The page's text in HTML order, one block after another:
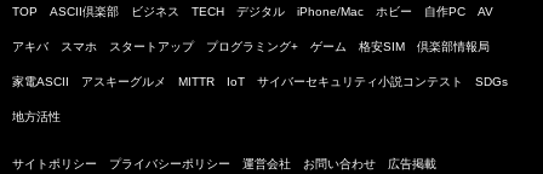
TOP ASCII倶楽部 ビジネス TECH デジタル iPhone/Mac ホビー 自作PC AV
アキバ スマホ スタートアップ プログラミング+ ゲーム 格安SIM 倶楽部情報局
家電ASCII アスキーグルメ MITTR IoT サイバーセキュリティ小説コンテスト SDGs
地方活性
サイトポリシー プライバシーポリシー 運営会社 お問い合わせ 広告掲載